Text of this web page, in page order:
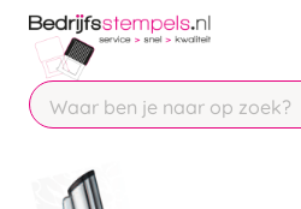
Chatbot
Chat 24/7 met
Contact